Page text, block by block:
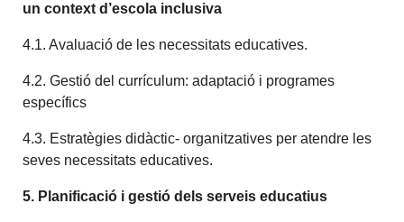
un context d’escola inclusiva
4.1. Avaluació de les necessitats educatives.
4.2. Gestió del currículum: adaptació i programes
específics
4.3. Estratègies didàctic- organitzatives per atendre les
seves necessitats educatives.
5. Planificació i gestió dels serveis educatius